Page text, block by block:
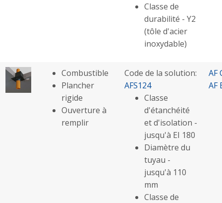
Classe de
durabilité - Y2
(tôle d'acier
inoxydable)
Combustible
Plancher
rigide
Ouverture à
remplir
Code de la solution:
AFS124
Classe
d'étanchéité
et d'isolation -
jusqu'à EI 180
Diamètre du
tuyau -
jusqu'à 110
mm
Classe de
AF
AF